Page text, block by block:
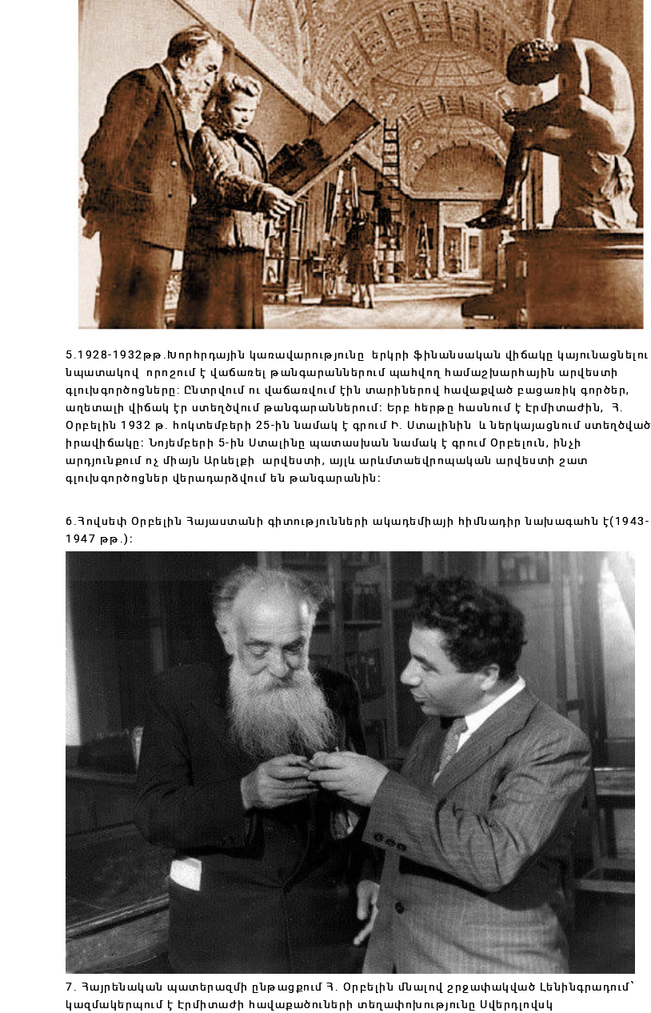
5.1928-1932թթ.Խորհրդային կառավարությունը երկրի ֆինանսական վիճակը կայունացնելու
նպատակով որոշում է վաճառել թանգարաններում պահվող համաշխարհային արվեստի
գլուխգործոցները: Ընտրվում ու վաճառվում էին տարիներով հավաքված բացառիկ գործեր,
աղետալի վիճակ էր ստեղծվում թանգարաններում։ Երբ հերթը հասնում է Էրմիտաժին, Հ․
Օրբելին 1932 թ․ հոկտեմբերի 25-ին նամակ է գրում Ի․ Ստալինին և ներկայացնու մ ստեղծված
իրավիճակը։ Նոյեմբերի 5-ին Ստալինը պատասխան նամակ է գրում Օրբելուն, ինչի
արդյունքում ոչ միայն Արևելքի արվեստի, այլև արևմտաեվրոպական արվեստի շատ
գլուխգործոցներ վերադարձվում են թանգարանին։
6.Հովսեփ Օրբելին Հայաստանի գիտությունների ակադեմիայի հիմնադիր նախագահն է(1943-
1947 թթ․)։
7. Հայրենական պատերազմի ընթացքում Հ․ Օրբելին մնալով շրջափակված Լենինգրադում՝
կազմակերպում է Էրմիտաժի հավաքածուների տեղափոխությունը Սվերդլովսկ